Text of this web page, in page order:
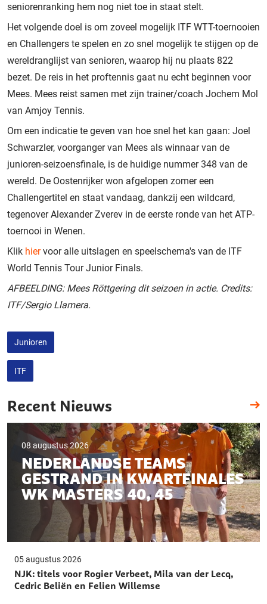
seniorenranking hem nog niet toe in staat stelt.
Het volgende doel is om zoveel mogelijk ITF WTT-toernooien
en Challengers te spelen en zo snel mogelijk te stijgen op de
wereldranglijst van senioren, waarop hij nu plaats 822
bezet. De reis in het proftennis gaat nu echt beginnen voor
Mees. Mees reist samen met zijn trainer/coach Jochem Mol
van Amjoy Tennis.
Om een indicatie te geven van hoe snel het kan gaan: Joel
Schwarzler, voorganger van Mees als winnaar van de
junioren-seizoensfinale, is de huidige nummer 348 van de
wereld. De Oostenrijker won afgelopen zomer een
Challengertitel en staat vandaag, dankzij een wildcard,
tegenover Alexander Zverev in de eerste ronde van het ATP-
toernooi in Wenen.
Klik hiervoor alle uitslagen en speelschema's van de ITF
World Tennis Tour Junior Finals.
AFBEELDING: Mees Röttgering dit seizoen in actie. Credits:
ITF/Sergio Llamera.
Junioren
ITF
Recent Nieuws
08 augustus 2026
NEDERLANDSE TEAMS
GESTRAND IN KWARTFINALES
WK MASTERS 40, 45
05 augustus 2026
NJK: titels voor Rogier Verbeet, Mila van der Lecq,
Cedric Beliën en Felien Willemse